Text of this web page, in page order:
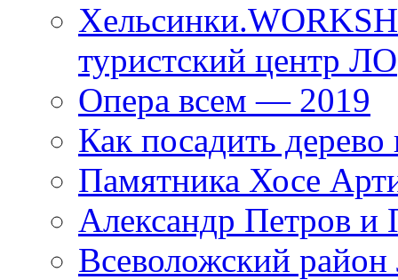
туристский центр ЛО
Опера всем — 2019
Как посадить дерево
Памятника Хосе
Александр Петров и
Всеволожский район